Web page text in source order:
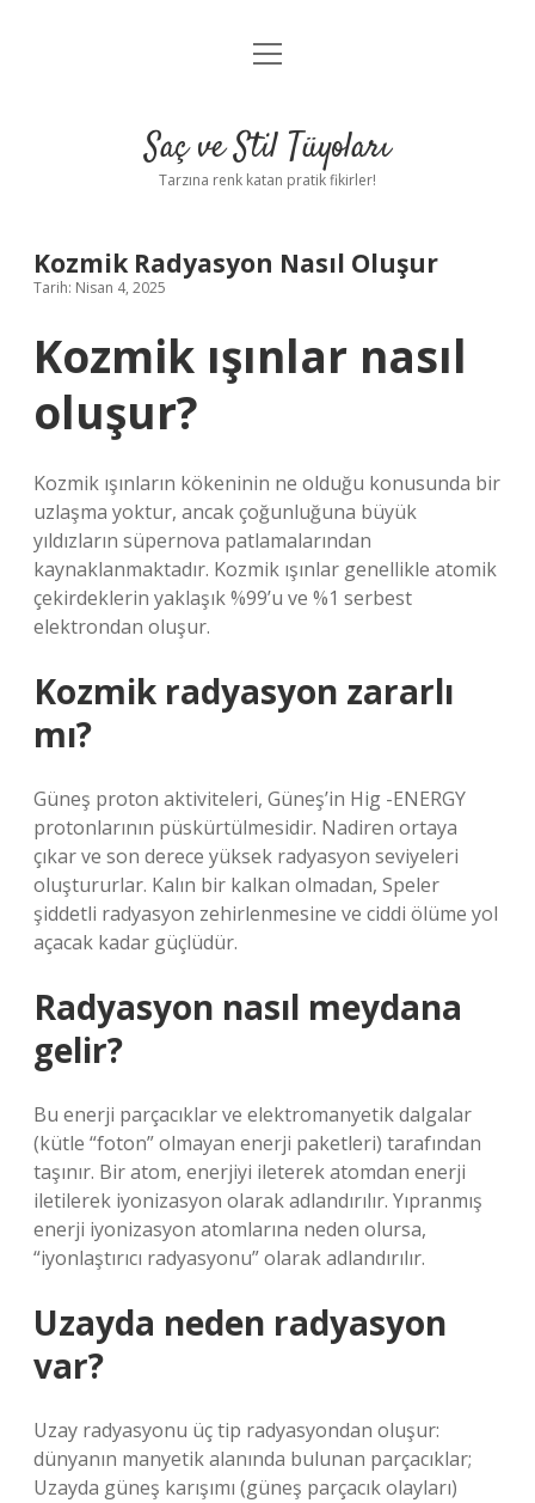
Anasayfa
Yasal Uyarı
menüyü
Saç ve Stil Tüyoları
Tarzına renk katan pratik fikirler!
Kozmik Radyasyon Nasıl Oluşur
Tarih: Nisan 4, 2025
Kozmik ışınlar nasıl
oluşur?
Kozmik ışınların kökeninin ne olduğu konusunda bir
uzlaşma yoktur, ancak çoğunluğuna büyük
yıldızların süpernova patlamalarından
kaynaklanmaktadır. Kozmik ışınlar genellikle atomik
çekirdeklerin yaklaşık %99’u ve %1 serbest
elektrondan oluşur.
Kozmik radyasyon zararlı
mı?
Güneş proton aktiviteleri, Güneş’in Hig -ENERGY
protonlarının püskürtülmesidir. Nadiren ortaya
çıkar ve son derece yüksek radyasyon seviyeleri
oluştururlar. Kalın bir kalkan olmadan, Speler
şiddetli radyasyon zehirlenmesine ve ciddi ölüme yol
açacak kadar güçlüdür.
Radyasyon nasıl meydana
gelir?
Bu enerji parçacıklar ve elektromanyetik dalgalar
(kütle “foton” olmayan enerji paketleri) tarafından
taşınır. Bir atom, enerjiyi ileterek atomdan enerji
iletilerek iyonizasyon olarak adlandırılır. Yıpranmış
enerji iyonizasyon atomlarına neden olursa,
“iyonlaştırıcı radyasyonu” olarak adlandırılır.
Uzayda neden radyasyon
var?
Uzay radyasyonu üç tip radyasyondan oluşur:
dünyanın manyetik alanında bulunan parçacıklar;
Uzayda güneş karışımı (güneş parçacık olayları)